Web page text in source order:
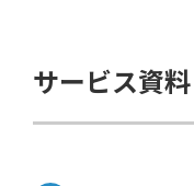
サービス資料